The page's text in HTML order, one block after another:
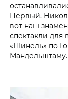
Первый,
вот наш
спектакли
«Шинель» по
Мандельштаму.